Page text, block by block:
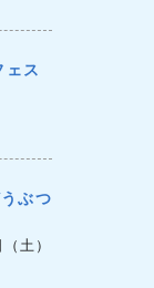
ェス
ぶつ
土）